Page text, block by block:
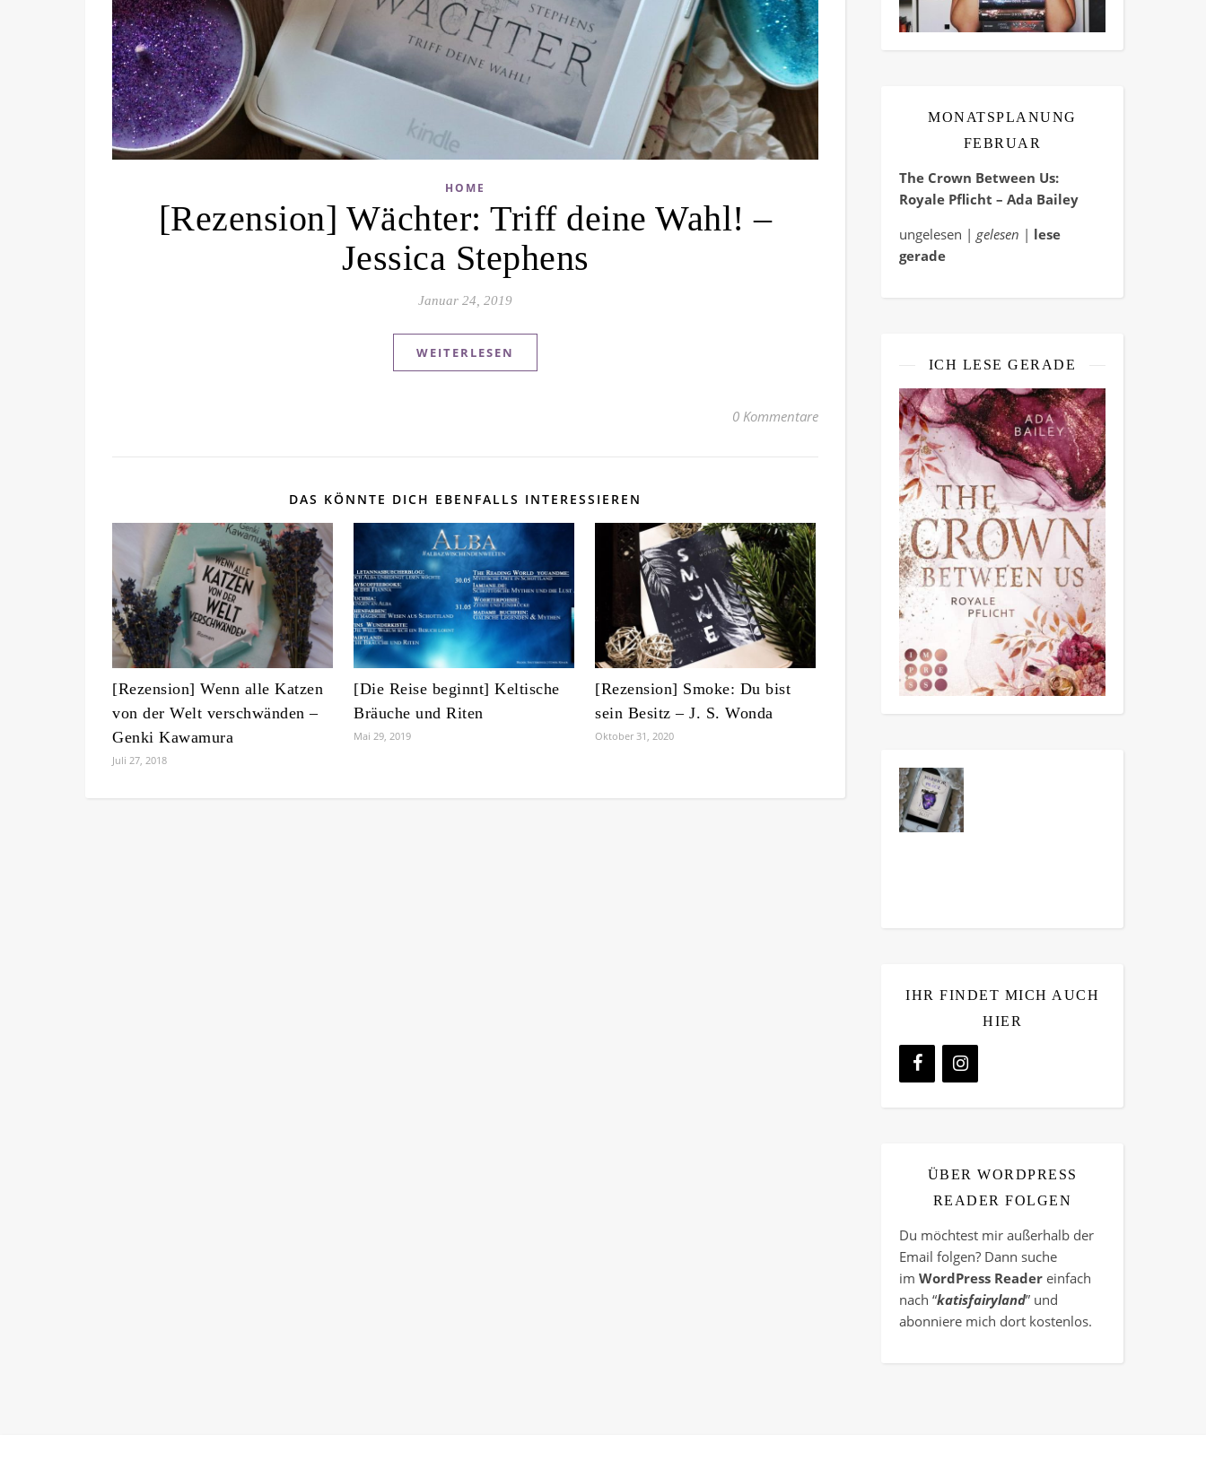
HOME
[Rezension] Wächter: Triff deine Wahl! –
Jessica Stephens
Januar 24, 2019
WEITERLESEN
0 Kommentare
DAS KÖNNTE DICH EBENFALLS INTERESSIEREN
[Rezension] Wenn alle Katzen
von der Welt verschwänden –
Genki Kawamura
Juli 27, 2018
[Die Reise beginnt] Keltische
Bräuche und Riten
Mai 29, 2019
[Rezension] Smoke: Du bist
sein Besitz – J. S. Wonda
Oktober 31, 2020
MONATSPLANUNG
FEBRUAR
The Crown Between Us:
Royale Pflicht – Ada Bailey
ungelesen | gelesen | lese
gerade
ICH LESE GERADE
IHR FINDET MICH AUCH
HIER
ÜBER WORDPRESS
READER FOLGEN
Du möchtest mir außerhalb der
Email folgen? Dann suche
im WordPress Reader einfach
nach “katisfairyland” und
abonniere mich dort kostenlos.